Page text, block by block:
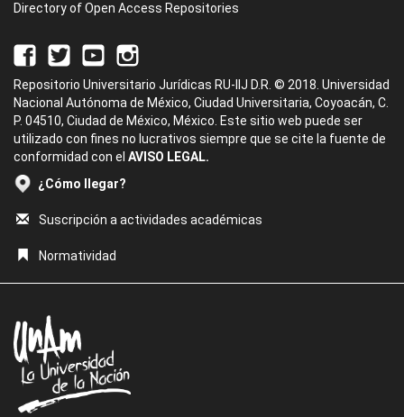
Directory of Open Access Repositories
Repositorio Universitario Jurídicas RU-IIJ D.R. © 2018. Universidad
Nacional Autónoma de México, Ciudad Universitaria, Coyoacán, C.
P. 04510, Ciudad de México, México. Este sitio web puede ser
utilizado con fines no lucrativos siempre que se cite la fuente de
conformidad con el AVISO LEGAL.
¿Cómo llegar?
Suscripción a actividades académicas
Normatividad